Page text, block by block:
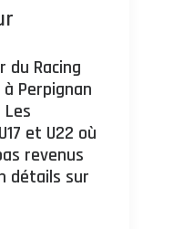
du Racing
Perpignan
et U22 où
revenus
détails sur